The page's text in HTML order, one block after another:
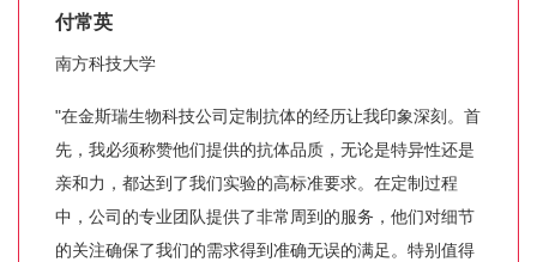
付常英
南方科技大学
"在金斯瑞生物科技公司定制抗体的经历让我印象深刻。首
先，我必须称赞他们提供的抗体品质，无论是特异性还是
亲和力，都达到了我们实验的高标准要求。在定制过程
中，公司的专业团队提供了非常周到的服务，他们对细节
的关注确保了我们的需求得到准确无误的满足。特别值得